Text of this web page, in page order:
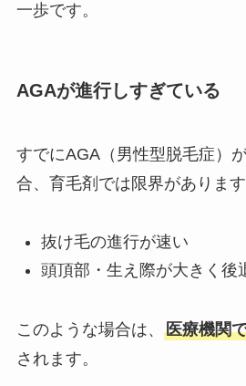
一歩です。
AGAが進行しすぎている
すでにAGA（男性型脱毛症）
合、育毛剤では限界があります
抜け毛の進行が速い
頭頂部・生え際が大きく後
このような場合は、 医療機関
されます。